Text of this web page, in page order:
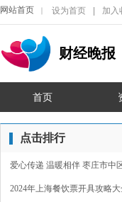
网站首页 设为首页 加入
财经晚报
首页
点击排行
爱心传递 温暖相伴 枣庄市中
2024年上海餐饮票开具攻略大